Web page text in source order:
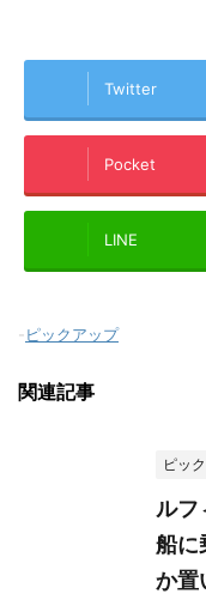
Twitter
Pocket
LINE
-ピックアップ
関連記事
ピッ
ルフ
船に
か置